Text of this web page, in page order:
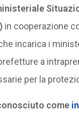
in cooperazione
incarica i
a
per la
come